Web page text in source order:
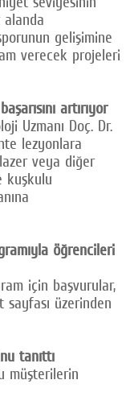
alanda
gelişimine
verecek projeleri
artırıyor
Uzmanı Doç. Dr.
lezyonlara
veya diğer
kuşkulu
öğrencileri
için başvurular,
sayfası üzerinden
tanıttı
müşterilerin